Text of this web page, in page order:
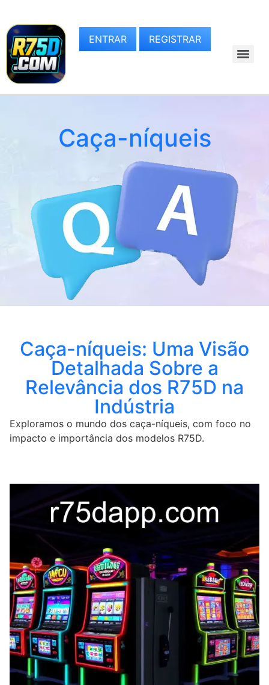
ENTRAR REGISTRAR
Caça-níqueis
Caça-níqueis: Uma Visão
Detalhada Sobre a
Relevância dos R75D na
Indústria
Exploramos o mundo dos caça-níqueis, com foco no
impacto e importância dos modelos R75D.